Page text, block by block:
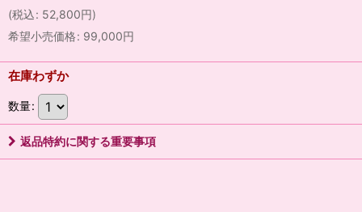
(税込: 52,800円)
希望小売価格: 99,000円
在庫わずか
数量:
返品特約に関する重要事項